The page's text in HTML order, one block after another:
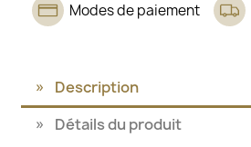
Modes de paiement
Description
Détails du produit